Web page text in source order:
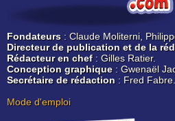
Fondateurs : Claude Moliterni,
Directeur de publication et de la
Rédacteur en chef: Gilles Ratier.
Conception graphique: Gwenaël
Secrétaire de rédaction : Fred Fabre.
Mode d'emploi